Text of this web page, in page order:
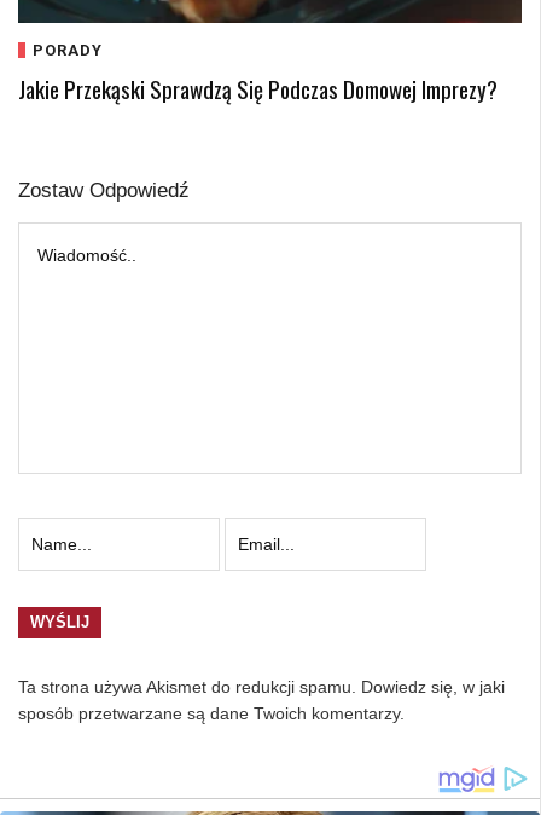
PORADY
Jakie Przekąski Sprawdzą Się Podczas Domowej Imprezy?
Zostaw Odpowiedź
Ta strona używa Akismet do redukcji spamu. Dowiedz się, w jaki
sposób przetwarzane są dane Twoich komentarzy.